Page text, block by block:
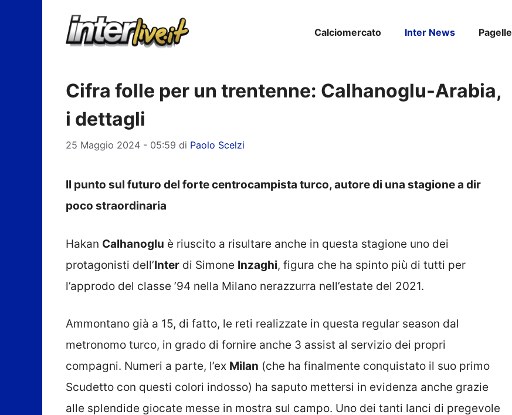
Calciomercato Inter News Pagelle
Cifra folle per un trentenne: Calhanoglu-Arabia,
i dettagli
25 Maggio 2024 - 05:59 di Paolo Scelzi
Il punto sul futuro del forte centrocampista turco, autore di una stagione a dir
poco straordinaria
Hakan Calhanoglu è riuscito a risultare anche in questa stagione uno dei
protagonisti dell’Inter di Simone Inzaghi, figura che ha spinto più di tutti per
l’approdo del classe ’94 nella Milano nerazzurra nell’estate del 2021.
Ammontano già a 15, di fatto, le reti realizzate in questa regular season dal
metronomo turco, in grado di fornire anche 3 assist al servizio dei propri
compagni. Numeri a parte, l’ex Milan (che ha finalmente conquistato il suo primo
Scudetto con questi colori indosso) ha saputo mettersi in evidenza anche grazie
alle splendide giocate messe in mostra sul campo. Uno dei tanti lanci di pregevole